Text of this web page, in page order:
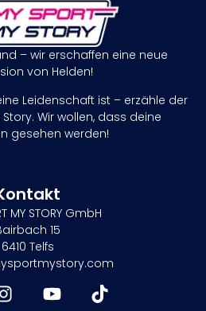
– wir erschaffen eine neue
von Helden!
Leidenschaft ist – erzähle der
Wir wollen, dass deine
gesehen werden!
MY STORY GmbH
15
6410 Telfs